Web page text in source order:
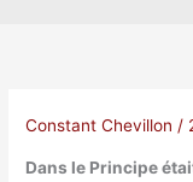
Constant Chevillon /
Dans le Principe